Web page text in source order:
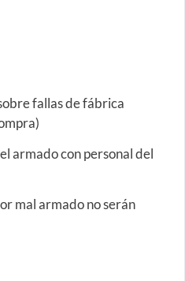
fallas de fábrica
armado con personal del
mal armado no serán